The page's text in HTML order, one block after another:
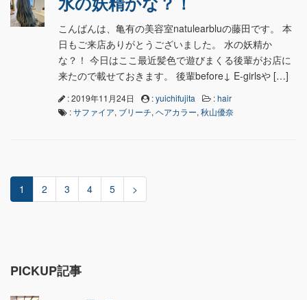
こんばんは、亀有の美容室natulearbluの藤田です。 本
日もご来店ありがとうございました。 水の妖精か
な？！ 今日はここ最近髪色で遊びまくる後輩がお店に
来たので載せておきます。 後輩before↓ E-girlsや […]
: 2019年11月24日 :yuichifujita :hair
:サファイア, ブリーチ, ヘアカラー, 秋山優奈
1 2 3 4 5 >
PICKUP記事